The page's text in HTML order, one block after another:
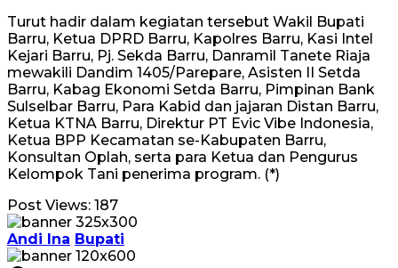
Turut hadir dalam kegiatan tersebut Wakil Bupati
Barru, Ketua DPRD Barru, Kapolres Barru, Kasi Intel
Kejari Barru, Pj. Sekda Barru, Danramil Tanete Riaja
mewakili Dandim 1405/Parepare, Asisten II Setda
Barru, Kabag Ekonomi Setda Barru, Pimpinan Bank
Sulselbar Barru, Para Kabid dan jajaran Distan Barru,
Ketua KTNA Barru, Direktur PT Evic Vibe Indonesia,
Ketua BPP Kecamatan se-Kabupaten Barru,
Konsultan Oplah, serta para Ketua dan Pengurus
Kelompok Tani penerima program. (*)
Post Views: 187
Andi Ina Bupati